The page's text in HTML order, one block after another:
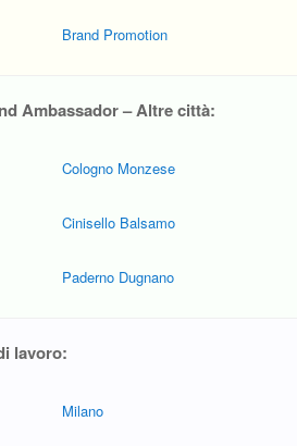
Brand Promotion
Ambassador – Altre città:
Cologno Monzese
Cinisello Balsamo
Paderno Dugnano
lavoro:
Milano